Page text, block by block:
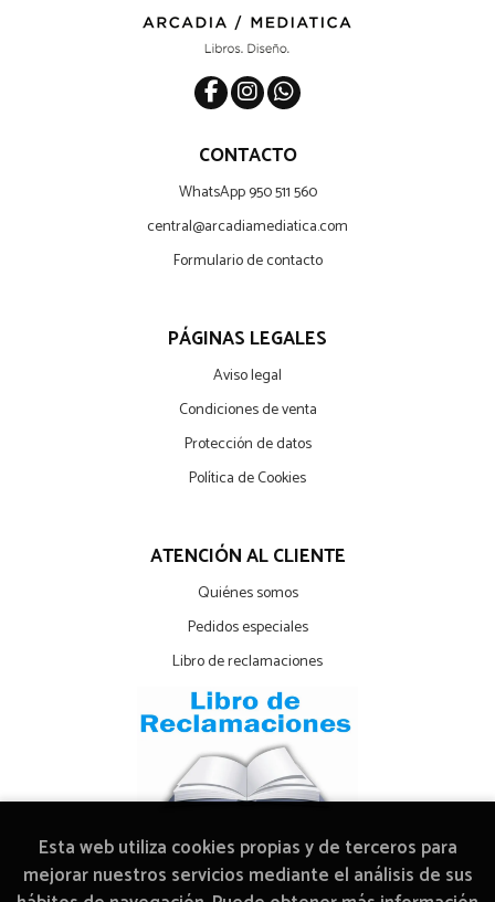
CONTACTO
WhatsApp 950 511 560
central@arcadiamediatica.com
Formulario de contacto
PÁGINAS LEGALES
Aviso legal
Condiciones de venta
Protección de datos
Política de Cookies
ATENCIÓN AL CLIENTE
Quiénes somos
Pedidos especiales
Libro de reclamaciones
Esta web utiliza cookies propias y de terceros para
mejorar nuestros servicios mediante el análisis de sus